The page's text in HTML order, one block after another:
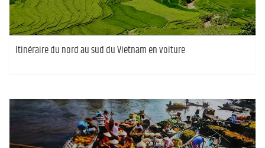
Itinéraire du nord au sud du Vietnam en voiture